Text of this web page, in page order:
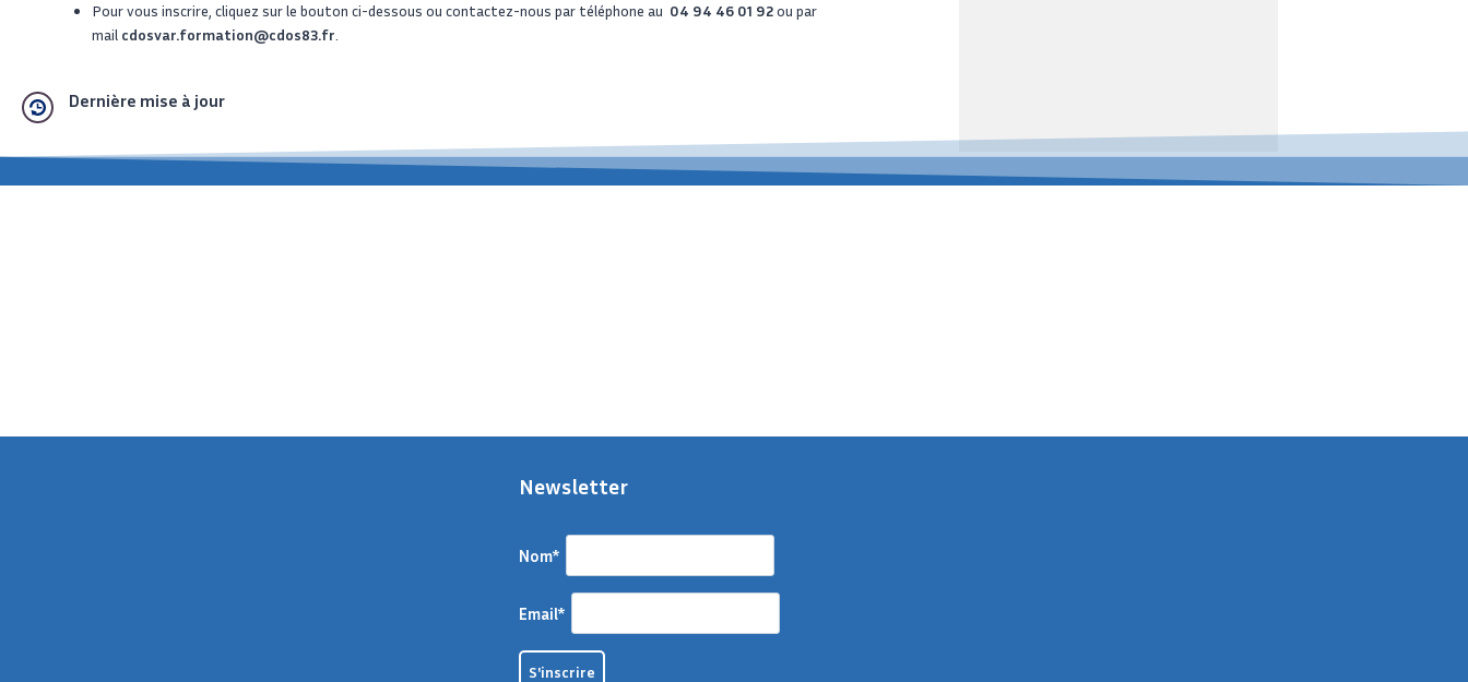
Pour vous inscrire, cliquez sur le bouton ci-dessous ou contactez-nous par téléphone au 04 94 46 01 92ou par
mail cdosvar.formation@cdos83.fr
Dernière mise à jour
Newsletter
Nom*
Email*